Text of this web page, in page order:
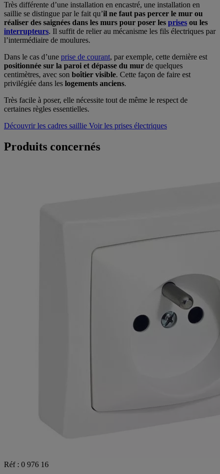
Très différente d’une installation en encastré, une installation en
saillie se distingue par le fait qu’il ne faut pas percer le mur ou
réaliser des saignées dans les murs pour poser les prises ou les
interrupteurs. Il suffit de relier au mécanisme les fils électriques par
l’intermédiaire de moulures.
Dans le cas d’une prise de courant, par exemple, cette dernière est
positionnée sur la paroi et dépasse du mur de quelques
centimètres, avec son boîtier visible. Cette façon de faire est
privilégiée dans les logements anciens.
Très facile à poser, elle nécessite tout de même le respect de
certaines règles essentielles.
Découvrir les cadres saillie Voir les prises électriques
Produits concernés
Réf : 0 976 16